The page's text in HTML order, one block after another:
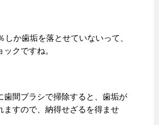
しか歯垢を落とせていないって、
クですね。
歯間ブラシで掃除すると、歯垢が
ますので、納得せざるを得ませ